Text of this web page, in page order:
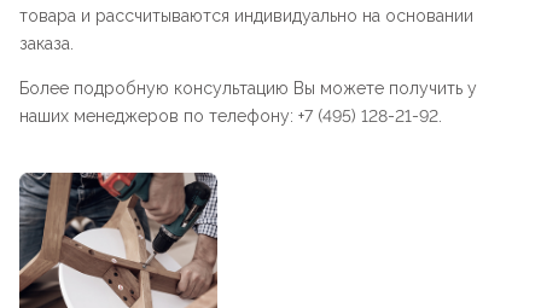
товара и рассчитываются индивидуально на основании
заказа.
Более подробную консультацию Вы можете получить у
наших менеджеров по телефону: +7 (495) 128-21-92.